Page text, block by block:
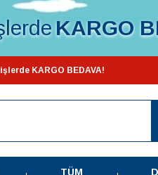
KARGO
KARGO BEDAVA!
TÜM